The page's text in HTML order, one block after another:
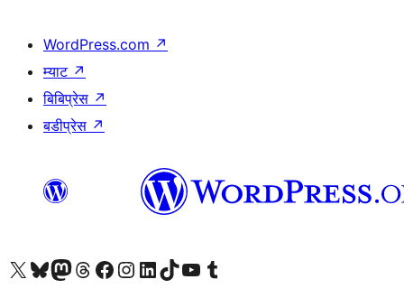
WordPress.com ↗
म्याट ↗
बिबिप्रेस ↗
बडीप्रेस ↗
हाम्रो X (पहिले ट्विटर) खातामा जानुहोस्
हाम्रो Bluesky खाता भ्रमण गर्नुहोस्
हाम्रो म्यास्टोडन खाता भ्रमण गर्नुहोस्
हाम्रो थ्रेड्स खातामा जानुहोस्
हाम्रो फेसबुक पेजमा जानुहोस्
हाम्रो इन्स्टाग्राम खातामा जानुहोस्
हाम्रो लिङ्क्डइन खातामा जानुहोस्
हाम्रो TikTok खाता भ्रमण गर्नुहोस्
हाम्रो युट्युब च्यानलमा जानुहोस्
हाम्रो टम्बलर खाता भ्रमण गर्नुहोस्